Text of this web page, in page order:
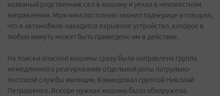
названый родственник сел в машину и уехал в неизвестном
направлении. Мужчина постоянно звонил падчерице и говорил,
что в автомобиле находится взрывное устройство, которое в
любую минуту может быть приведено им в действие.
На поиски опасной машины сразу была направлена группа
немедленного реагирования отдельной роты патрульно-
постовой службы милиции. Командовал группой Николай
Петрашенко. Вскоре нужная машина была обнаружена.